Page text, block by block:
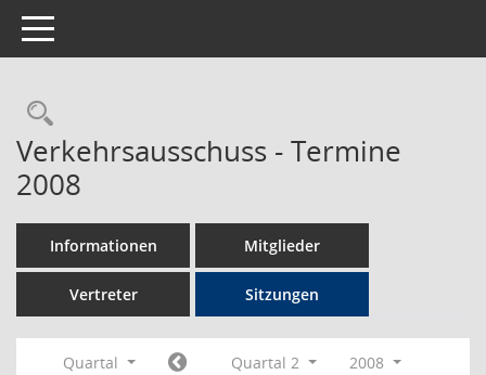
Toggle navigation
Rechercheauswahl
Verkehrsausschuss - Termine
2008
Informationen Mitglieder
Vertreter Sitzungen
Quartal Quartal 2
2008